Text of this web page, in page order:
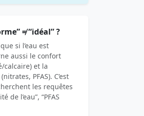
≠ “idéal” ?
si l’eau est
aussi le confort
calcaire) et la
PFAS). C’est
les requêtes
de l’eau”, “PFAS